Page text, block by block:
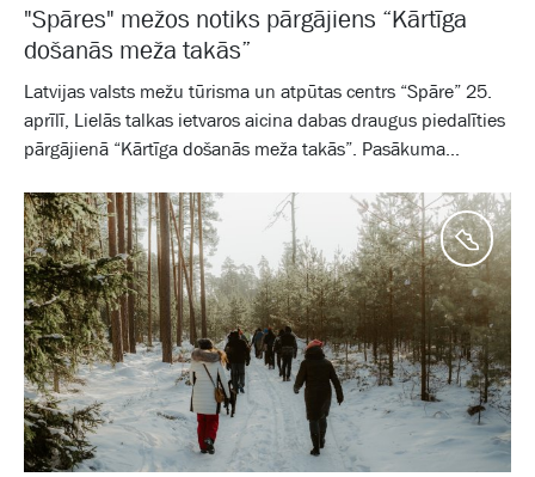
"Spāres" mežos notiks pārgājiens “Kārtīga
došanās meža takās”
Latvijas valsts mežu tūrisma un atpūtas centrs “Spāre” 25.
aprīlī, Lielās talkas ietvaros aicina dabas draugus piedalīties
pārgājienā “Kārtīga došanās meža takās”. Pasākuma...